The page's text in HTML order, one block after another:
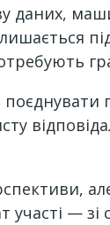
даних,
—